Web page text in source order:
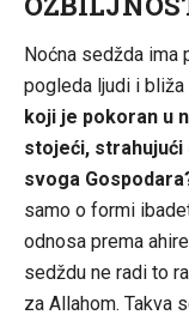
Noćna sedžda ima
pogleda ljudi i
koji je pokoran u
stojeći, strahujući
svoga
samo o formi
odnosa prema
sedždu ne radi to
za Allahom. Takva